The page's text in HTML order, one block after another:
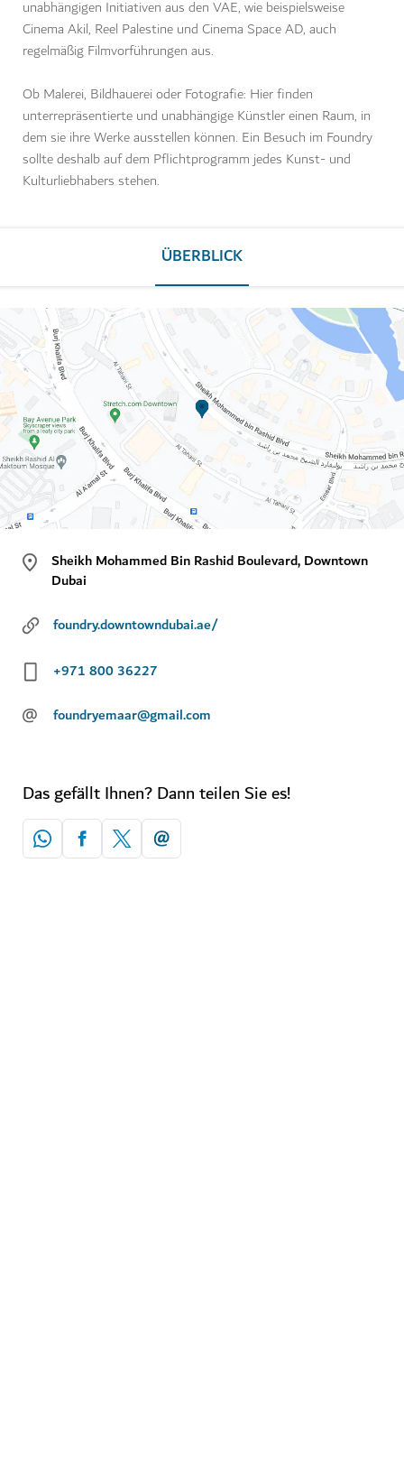
unabhängigen Initiativen aus den VAE, wie beispielsweise
Cinema Akil, Reel Palestine und Cinema Space AD, auch
regelmäßig Filmvorführungen aus.
Ob Malerei, Bildhauerei oder Fotografie: Hier finden
unterrepräsentierte und unabhängige Künstler einen Raum, in
dem sie ihre Werke ausstellen können. Ein Besuch im Foundry
sollte deshalb auf dem Pflichtprogramm jedes Kunst- und
Kulturliebhabers stehen.
ÜBERBLICK
Sheikh Mohammed Bin Rashid Boulevard, Downtown
Dubai
foundry.downtowndubai.ae/
+971 800 36227
@ foundryemaar@gmail.com
Das gefällt Ihnen? Dann teilen Sie es!